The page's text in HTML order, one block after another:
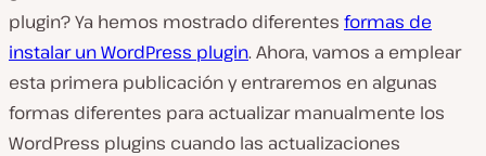
plugin? Ya hemos mostrado diferentes formas de
instalar un WordPress plugin. Ahora, vamos a emplear
esta primera publicación y entraremos en algunas
formas diferentes para actualizar manualmente los
WordPress plugins cuando las actualizaciones